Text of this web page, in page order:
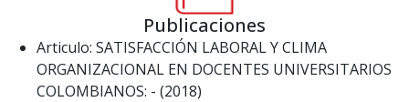
Publicaciones
Articulo: SATISFACCIÓN LABORAL Y CLIMA
ORGANIZACIONAL EN DOCENTES UNIVERSITARIOS
COLOMBIANOS: - (2018)